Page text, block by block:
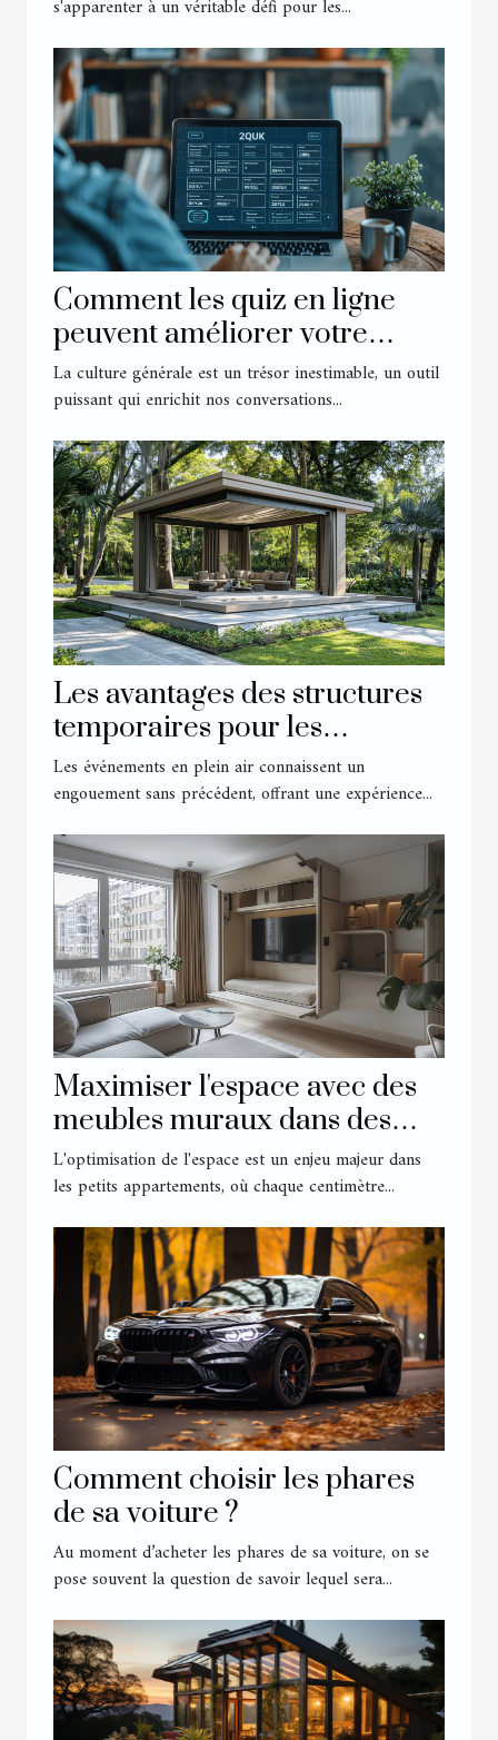
s'apparenter à un véritable défi pour les...
Comment les quiz en ligne
peuvent améliorer votre
culture générale
La culture générale est un trésor inestimable, un outil
puissant qui enrichit nos conversations...
Les avantages des structures
temporaires pour les
événements extérieurs
Les événements en plein air connaissent un
engouement sans précédent, offrant une expérience...
Maximiser l'espace avec des
meubles muraux dans des
petits appartements
L'optimisation de l'espace est un enjeu majeur dans
les petits appartements, où chaque centimètre...
Comment choisir les phares
de sa voiture ?
Au moment d’acheter les phares de sa voiture, on se
pose souvent la question de savoir lequel sera...